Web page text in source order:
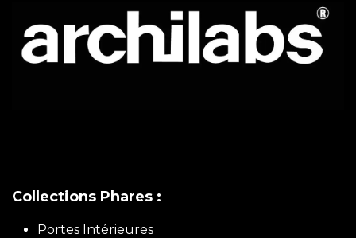
Collections Phares :
Portes Intérieures